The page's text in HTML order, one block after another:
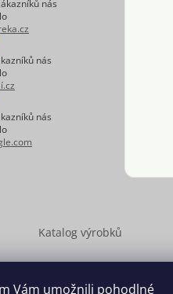
Vám umožnili pohodlné
nás
nás
nás
Katalog výrobků